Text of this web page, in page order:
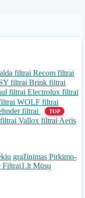
filtraiRecom filtrai
filtraiBrink filtrai
filtrai Electrolux filtrai
WOLF filtrai
filtrai TOP
Vallox filtraiAeris
grąžinimas Pirkimo-
Filtrai1.lt Mūsų